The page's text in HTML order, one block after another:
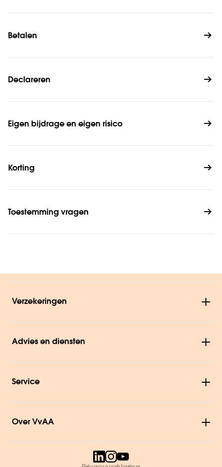
Betalen
Declareren
Eigen bijdrage en eigen risico
Korting
Toestemming vragen
Verzekeringen
Advies en diensten
Service
Over VvAA